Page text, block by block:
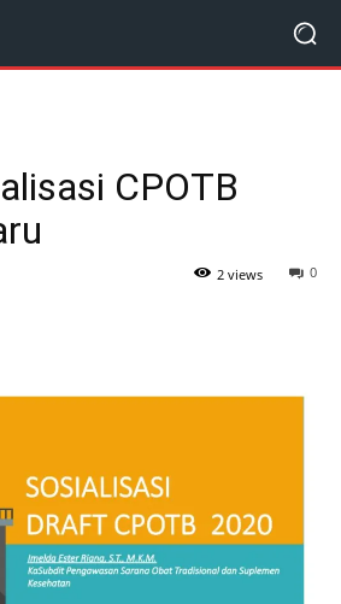
CPOTB
0
2 views